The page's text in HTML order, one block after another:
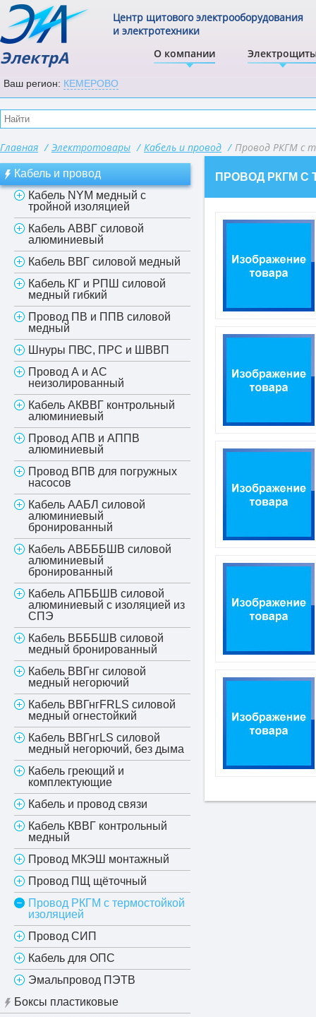
ЭлектрА О компании
Центр щитового электрооборудования
и электротехники
Ваш регион: КЕМЕРОВО
Главная / Электротовары / Кабель и провод / Провод РКГМ с
Кабель и провод
Кабель NYM медный с
тройной изоляцией
Кабель АВВГ силовой
алюминиевый
Кабель ВВГ силовой медный
Кабель КГ и РПШ силовой
медный гибкий
Провод ПВ и ППВ силовой
медный
Шнуры ПВС, ПРС и ШВВП
Провод А и АС
неизолированный
Кабель АКВВГ контрольный
алюминиевый
Провод АПВ и АППВ
алюминиевый
Провод ВПВ для погружных
насосов
Кабель ААБЛ силовой
алюминиевый
бронированный
Кабель АВБББШВ силовой
алюминиевый
бронированный
Кабель АПББШВ силовой
алюминиевый с изоляцией из
СПЭ
Кабель ВБББШВ силовой
медный бронированный
Кабель ВВГнг силовой
медный негорючий
Кабель ВВГнгFRLS силовой
медный огнестойкий
Кабель ВВГнгLS силовой
медный негорючий, без дыма
Кабель греющий и
комплектующие
Кабель и провод связи
Кабель КВВГ контрольный
медный
Провод МКЭШ монтажный
Провод ПЩ щёточный
Провод РКГМ с термостойкой
изоляцией
Провод СИП
Кабель для ОПС
Эмальпровод ПЭТВ
Боксы пластиковые
ПРОВОД РКГМ С